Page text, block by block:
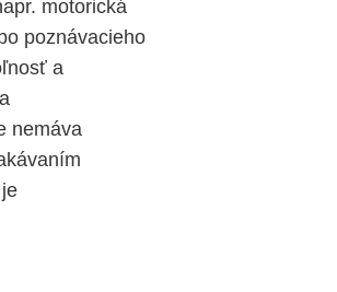
motorická
poznávacieho
a
nemáva